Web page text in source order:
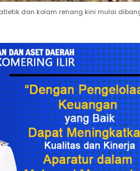
dan kolam renang kini mulai